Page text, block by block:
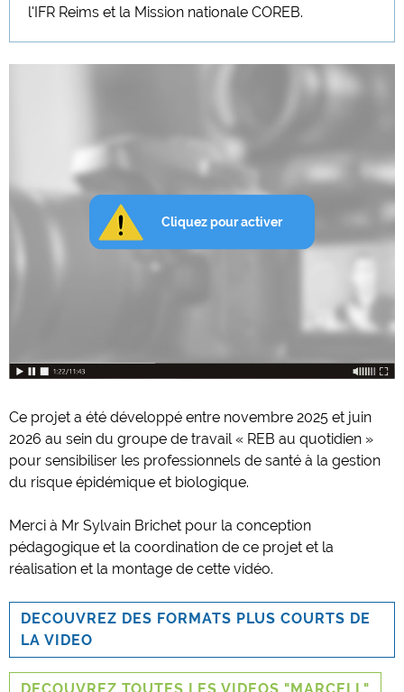
l'IFR Reims et la Mission nationale COREB.
Ce projet a été développé entre novembre 2025 et juin
2026 au sein du groupe de travail « REB au quotidien »
pour sensibiliser les professionnels de santé à la gestion
du risque épidémique et biologique.
Merci à Mr Sylvain Brichet pour la conception
pédagogique et la coordination de ce projet et la
réalisation et la montage de cette vidéo.
DECOUVREZ DES FORMATS PLUS COURTS DE
LA VIDEO